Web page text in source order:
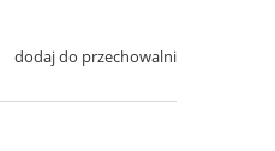
dodaj do przechowalni